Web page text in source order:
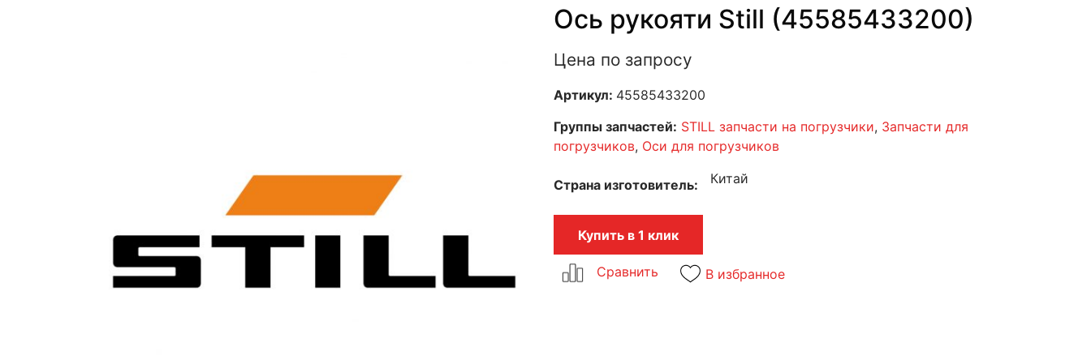
Ось рукояти Still (45585433200)
Цена по запросу
Артикул: 45585433200
Группы запчастей: STILL запчасти на погрузчики, Запчасти для
погрузчиков, Оси для погрузчиков
Страна изготовитель Китай
Купить в 1 клик
В избранное